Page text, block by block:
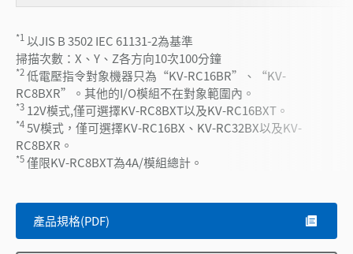
*1 以JIS B 3502 IEC 61131-2為基準
掃描次數：X、Y、Z各方向10次100分鐘
*2低電壓指令對象機器只為“KV-RC16BR”、“KV-
RC8BXR”。其他的I/O模組不在對象範圍內。
*3 12V模式,僅可選擇KV-RC8BXT以及KV-RC16BXT。
*45V模式，僅可選擇KV-RC16BX、KV-RC32BX以及KV-
RC8BXR。
*5僅限KV-RC8BXT為4A/模組總計。
產品規格(PDF)